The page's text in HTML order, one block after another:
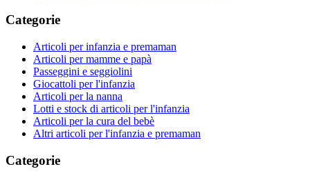
Categorie
Articoli per infanzia e premaman
Articoli per mamme e papà
Passeggini e seggiolini
Giocattoli per l'infanzia
Articoli per la nanna
Lotti e stock di articoli per l'infanzia
Articoli per la cura del bebè
Altri articoli per l'infanzia e premaman
Categorie